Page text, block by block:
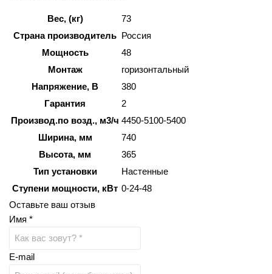
Вес, (кг)
73
Страна производитель Россия
Мощность
48
Монтаж
горизонтальный
Напряжение, В
380
Гарантия
2
Производ.по возд., м3/ч 4450-5100-5400
Ширина, мм
740
Высота, мм
365
Тип установки
Настенные
Ступени мощности, кВт 0-24-48
Оставьте ваш отзыв
Имя *
E-mail